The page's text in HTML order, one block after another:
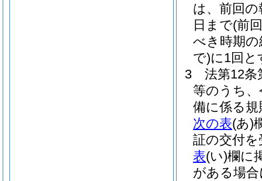
は、前回
日まで(前
べき時期
で)に1回と
3
法第12条
等のうち、
備に係る
次の表(あ)
証の交付
表(い)欄に
がある場